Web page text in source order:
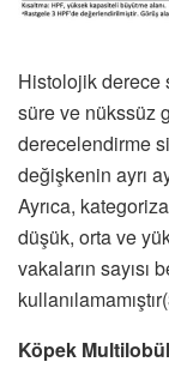
Histolojik derece
süre ve nükssüz
derecelendirme
değişkenin ayrı
Ayrıca,
düşük, orta ve
vakaların sayısı
Köpek